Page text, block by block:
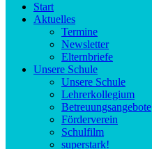
Start
Aktuelles
Termine
Newsletter
Elternbriefe
Unsere Schule
Unsere Schule
Lehrerkollegium
Betreuungsangebote
Förderverein
Schulfilm
superstark!